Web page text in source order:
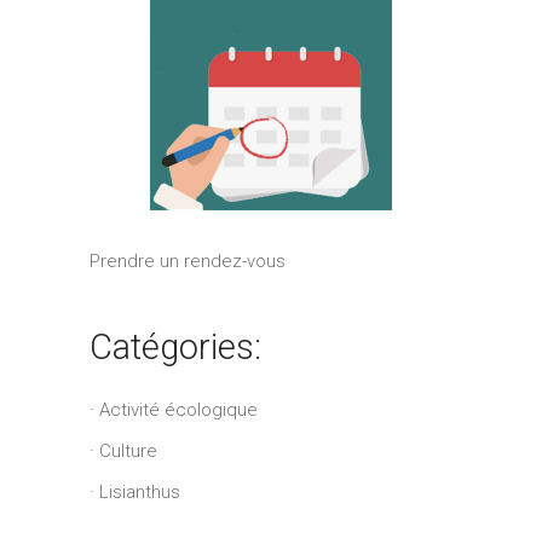
Prendre un rendez-vous
Catégories:
Activité écologique
Culture
Lisianthus